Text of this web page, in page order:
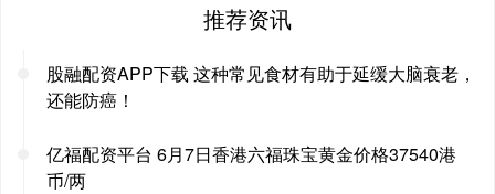
推荐资讯
股融配资APP下载 这种常见食材有助于延缓大脑衰老，
还能防癌！
亿福配资平台 6月7日香港六福珠宝黄金价格37540港
币/两